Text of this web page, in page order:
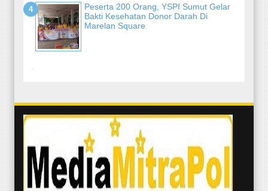
Peserta 200 Orang, YSPI Sumut Gelar
Bakti Kesehatan Donor Darah Di
Marelan Square
-